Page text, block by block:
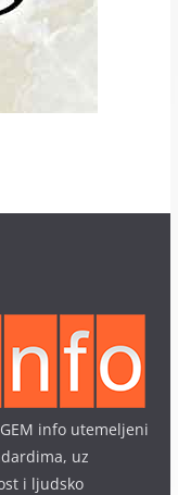
info utemeljeni
uz
i ljudsko